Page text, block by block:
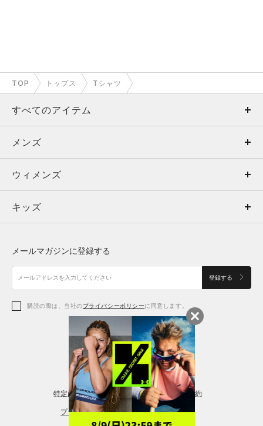
TOP トップス Tシャツ
すべてのアイテム
メンズ
ウィメンズ
キッズ
アクセサリー
メンズ
トップス
ボトムス
アクセサリー
ウィメンズ
トップス
シューズ
アクセサリー
レギンス＆タイツ
キッズ
シューズ
メールマガジンに登録する
登録する
購読の際は、当社のプライバシーポリシーに同意します。
特定商取引法に基づく通販の表記 会員規約
プライバシーポリシー